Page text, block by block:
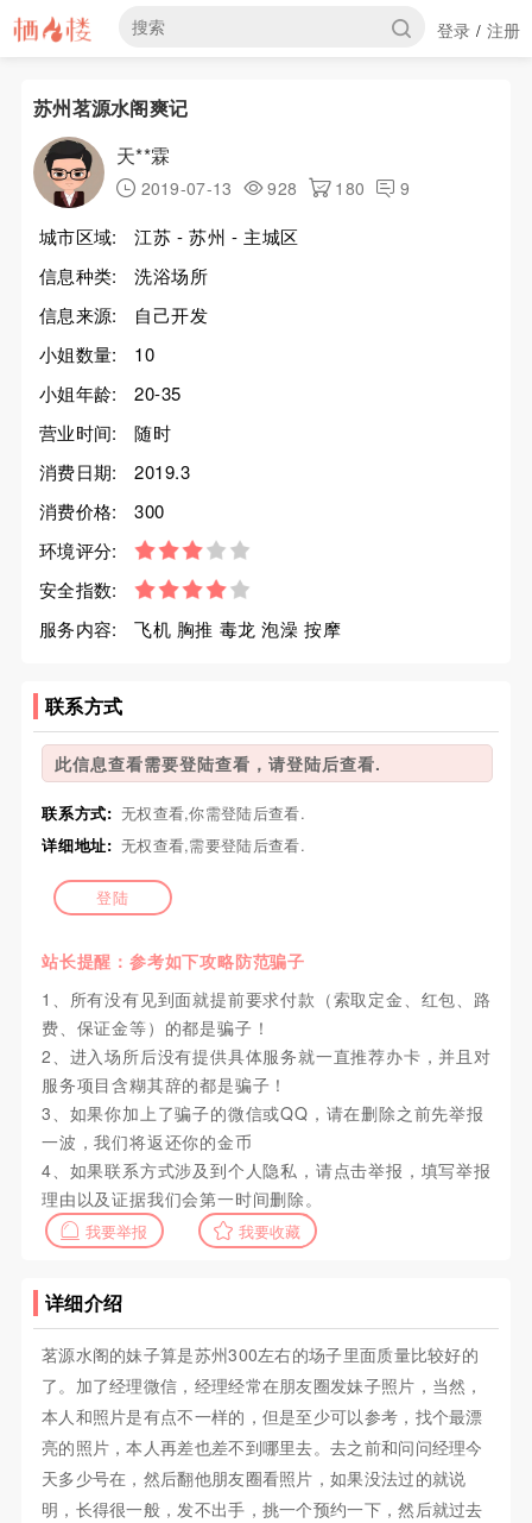
登录 / 注册
苏州茗源水阁爽记
天**霖
2019-07-13 928 180 9
城市区域:
江苏 - 苏州 - 主城区
信息种类:
洗浴场所
信息来源:
自己开发
小姐数量:
10
小姐年龄:
20-35
营业时间:
随时
消费日期:
2019.3
消费价格:
300
环境评分:
安全指数:
服务内容:
飞机 胸推 毒龙 泡澡 按摩
联系方式
此信息查看需要登陆查看，请登陆后查看.
联系方式: 无权查看,你需登陆后查看.
详细地址: 无权查看,需要登陆后查看.
登陆
站长提醒：参考如下攻略防范骗子
1、所有没有见到面就提前要求付款（索取定金、红包、路
费、保证金等）的都是骗子！
2、进入场所后没有提供具体服务就一直推荐办卡，并且对
服务项目含糊其辞的都是骗子！
3、如果你加上了骗子的微信或QQ，请在删除之前先举报
一波，我们将返还你的金币
4、如果联系方式涉及到个人隐私，请点击举报，填写举报
理由以及证据我们会第一时间删除。
我要举报 我要收藏
详细介绍
茗源水阁的妹子算是苏州300左右的场子里面质量比较好的
了。加了经理微信，经理经常在朋友圈发妹子照片，当然，
本人和照片是有点不一样的，但是至少可以参考，找个最漂
亮的照片，本人再差也差不到哪里去。去之前和问问经理今
天多少号在，然后翻他朋友圈看照片，如果没法过的就说
明，长得很一般，发不出手，挑一个预约一下，然后就过去